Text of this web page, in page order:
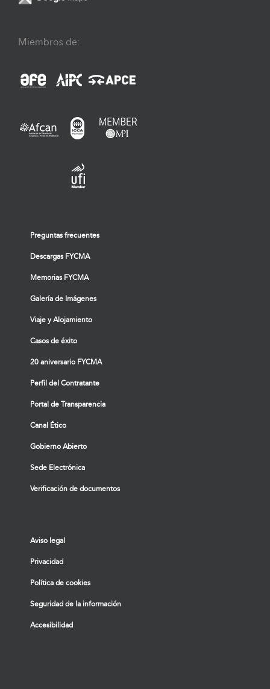
Miembros de:
Preguntas frecuentes
Descargas FYCMA
Memorias FYCMA
Galería de Imágenes
Viaje y Alojamiento
Casos de éxito
20 aniversario FYCMA
Perfil del Contratante
Portal de Transparencia
Canal Ético
Gobierno Abierto
Sede Electrónica
Verificación de documentos
Aviso legal
Privacidad
Política de cookies
Seguridad de la información
Accesibilidad